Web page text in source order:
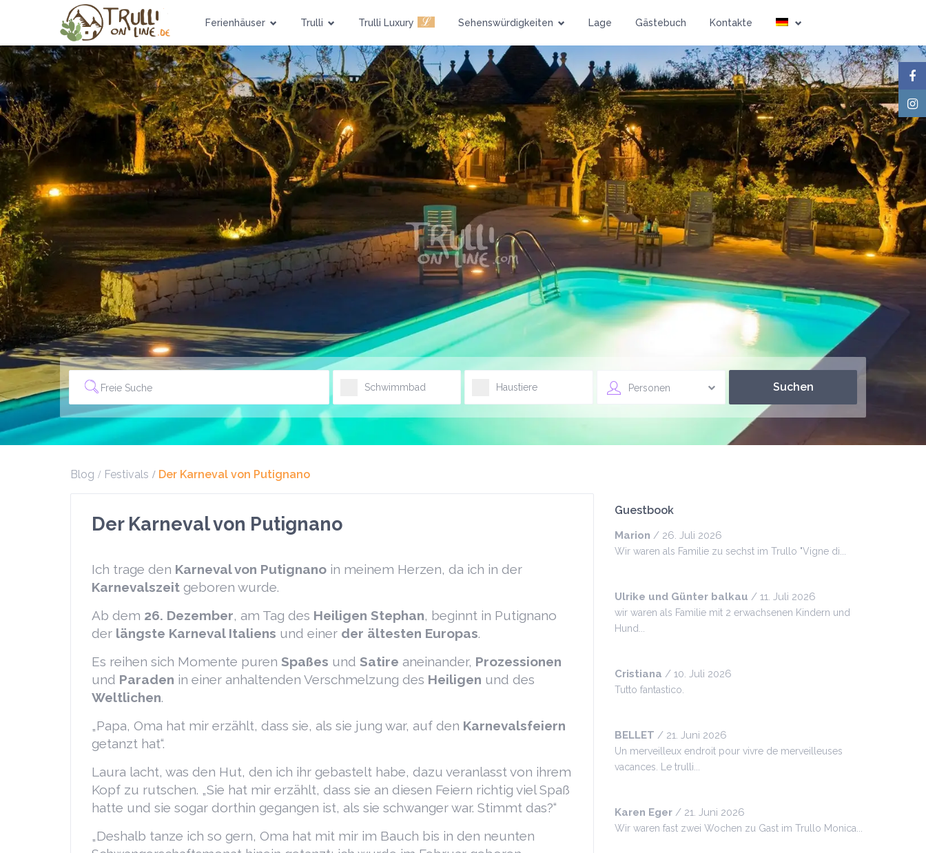
Ferienhäuser Trulli Trulli Luxury ℒ Sehenswürdigkeiten Lage Gästebuch Kontakte
Schwimmbad Haustiere Personen
Blog Festivals Der Karneval von Putignano
Der Karneval von Putignano
Ich trage den Karneval von Putignano in meinem Herzen, da ich in der
Karnevalszeit geboren wurde.
Ab dem 26. Dezember, am Tag des Heiligen Stephan, beginnt in Putignano
der längste Karneval Italiens und einer der ältesten Europas.
Es reihen sich Momente puren Spaßes und Satire aneinander, Prozessionen
und Paraden in einer anhaltenden Verschmelzung des Heiligen und des
Weltlichen.
„Papa, Oma hat mir erzählt, dass sie, als sie jung war, auf den Karnevalsfeiern
getanzt hat“.
Laura lacht, was den Hut, den ich ihr gebastelt habe, dazu veranlasst von ihrem
Kopf zu rutschen. „Sie hat mir erzählt, dass sie an diesen Feiern richtig viel Spaß
hatte und sie sogar dorthin gegangen ist, als sie schwanger war. Stimmt das?“
„Deshalb tanze ich so gern, Oma hat mit mir im Bauch bis in den neunten
Guestbook
Marion / 26. Juli 2026
Wir waren als Familie zu sechst im Trullo "Vigne di...
Ulrike und Günter balkau / 11. Juli 2026
wir waren als Familie mit 2 erwachsenen Kindern und
Hund...
Cristiana / 10. Juli 2026
Tutto fantastico.
BELLET / 21. Juni 2026
Un merveilleux endroit pour vivre de merveilleuses
vacances. Le trulli...
Karen Eger / 21. Juni 2026
Wir waren fast zwei Wochen zu Gast im Trullo Monica...